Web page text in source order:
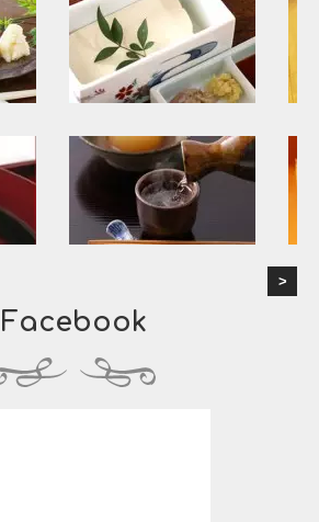
Facebook